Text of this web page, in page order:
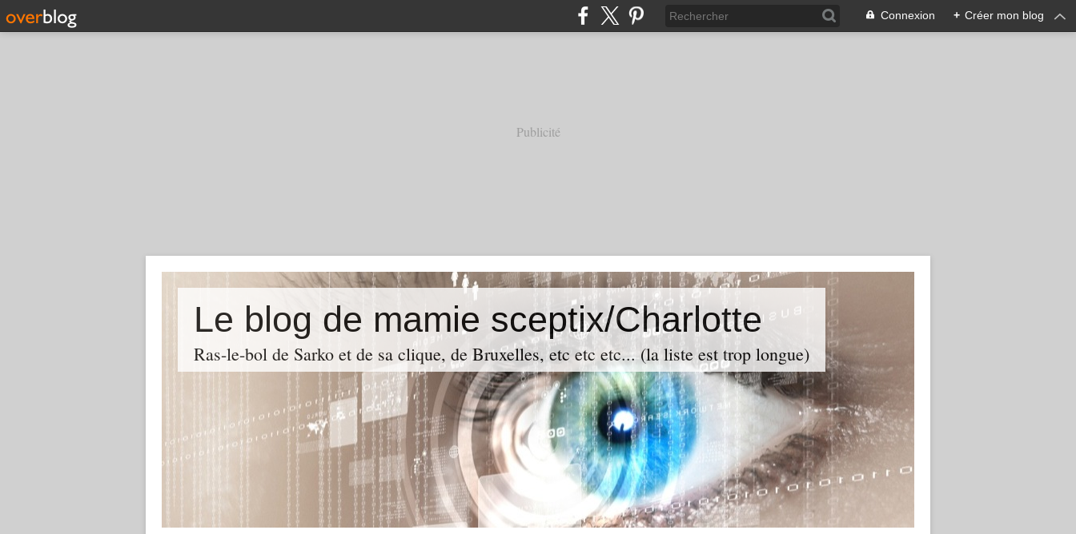
Connexion + Créer mon blog
Publicité
Le blog de mamie sceptix/Charlotte
Ras-le-bol de Sarko et de sa clique, de Bruxelles, etc etc etc... (la liste est trop longue)